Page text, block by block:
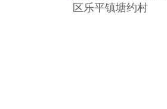
区乐平镇塘约村